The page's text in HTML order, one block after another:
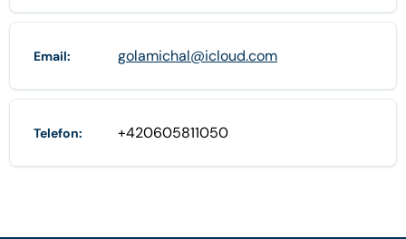
Email: golamichal@icloud.com
Telefon: +420605811050